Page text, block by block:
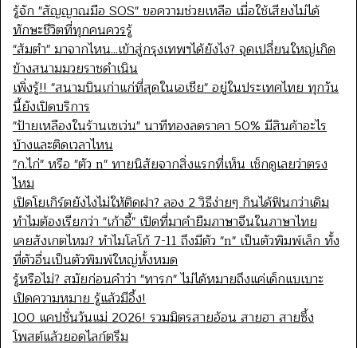
รู้จัก "สัญญาณมือ SOS" ขอความช่วยเหลือ เมื่อใช้เสียงไม่ได้
ทักษะชีวิตที่ทุกคนควรรู้
"ส้มตำ" มาจากไหน...เข้าสู่กรุงเทพฯได้ยังไง? จุดเปลี่ยนใหญ่เกิด
ข้างสนามมวยราชดำเนิน
เพิ่งรู้!! "สนามบินเก่าแก่ที่สุดในเอเชีย" อยู่ในประเทศไทย ทุกวัน
นี้ยังเปิดบริการ
"ป้ายเหลืองในร้านเซเว่น" นาทีทองลดราคา 50% มีสินค้าอะไร
บ้างและติดเวลาไหน
"ก.ไก่" หรือ "ตัว n" ทายนิสัยจากสิ่งแรกที่เห็น เช็กดูเลยว่าตรง
ไหม
เปิดโยเกิร์ตยังไงไม่ให้ติดฝา? ลอง 2 วิธีง่ายๆ กินได้ฟินกว่าเดิม
ทำไมต้องเรียกว่า "เก้าอี้" เปิดที่มาคำยืมภาษาจีนในภาษาไทย
เคยสังเกตไหม? ทำไมโลโก้ 7-11 ถึงมีตัว "n" เป็นตัวพิมพ์เล็ก ทั้ง
ที่ตัวอื่นเป็นตัวพิมพ์ใหญ่ทั้งหมด
รู้หรือไม่? สมัยก่อนคำว่า "ทารก" ไม่ได้หมายถึงแค่เด็กแบเบาะ
เปิดความหมาย รู้แล้วมีอึ้ง!
100 แคปชั่นวันแม่ 2026! รวมมิตรสายอ้อน สายฮา สายซึ้ง
โพสต์แล้วยอดไลก์ตรึม